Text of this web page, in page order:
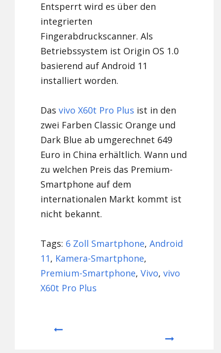
Entsperrt wird es über den
integrierten
Fingerabdruckscanner. Als
Betriebssystem ist Origin OS 1.0
basierend auf Android 11
installiert worden.
Dasvivo X60t Pro Plus ist in den
zwei Farben Classic Orange und
Dark Blue ab umgerechnet 649
Euro in China erhältlich. Wann und
zu welchen Preis das Premium-
Smartphone auf dem
internationalen Markt kommt ist
nicht bekannt.
Tags: 6 Zoll Smartphone,Android
11, Kamera-Smartphone,
Premium-Smartphone,Vivo,vivo
X60t Pro Plus